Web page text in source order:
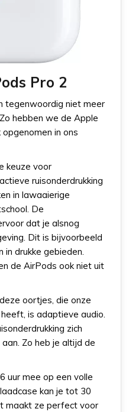
Pro 2
tegenwoordig niet meer
hebben we de Apple
in ons
keuze voor
ruisonderdrukking
in lawaaierige
De
dat je alsnog
Dit is bijvoorbeeld
in drukke gebieden.
de AirPods ook niet uit
oortjes, die onze
is adaptieve audio.
zich
Zo heb je altijd de
uur mee op een volle
kan je tot 30
maakt ze perfect voor